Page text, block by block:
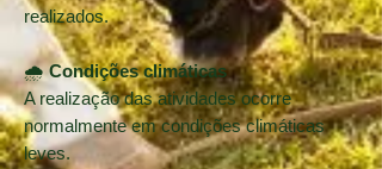
realizados.
🌧️Condições climáticas
A realização das atividades ocorre
normalmente em condições climáticas
leves.